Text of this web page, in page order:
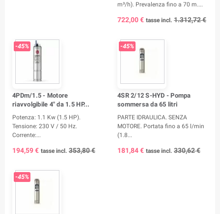
m³/h). Prevalenza fino a 70 m....
722,00 € tasse incl. 1.312,72 €
-45%
4PDm/1.5 - Motore
riavvolgibile 4" da 1.5 HP...
Potenza: 1.1 Kw (1.5 HP).
Tensione: 230 V / 50 Hz.
Corrente:...
194,59 € tasse incl. 353,80 €
-45%
4SR 2/12 S-HYD - Pompa
sommersa da 65 litri
PARTE IDRAULICA. SENZA
MOTORE. Portata fino a 65 l/min
(1.8...
181,84 € tasse incl. 330,62 €
-45%